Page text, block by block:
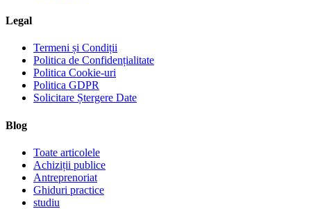
Legal
Termeni și Condiții
Politica de Confidențialitate
Politica Cookie-uri
Politica GDPR
Solicitare Ștergere Date
Blog
Toate articolele
Achiziții publice
Antreprenoriat
Ghiduri practice
studiu